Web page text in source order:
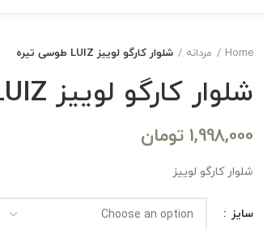
Home مردانه شلوار کارگو لوییز LUIZ طوسی تیره
شلوار کارگو لوییز LUIZ طوسی تیره
1,998,000 تومان
شلوار کارگو لوییز
سایز